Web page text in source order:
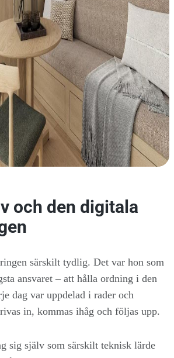
och den digitala
särskilt tydlig. Det var hon som
ansvaret – att hålla ordning i den
dag var uppdelad i rader och
in, kommas ihåg och följas upp.
sig själv som särskilt teknisk lärde